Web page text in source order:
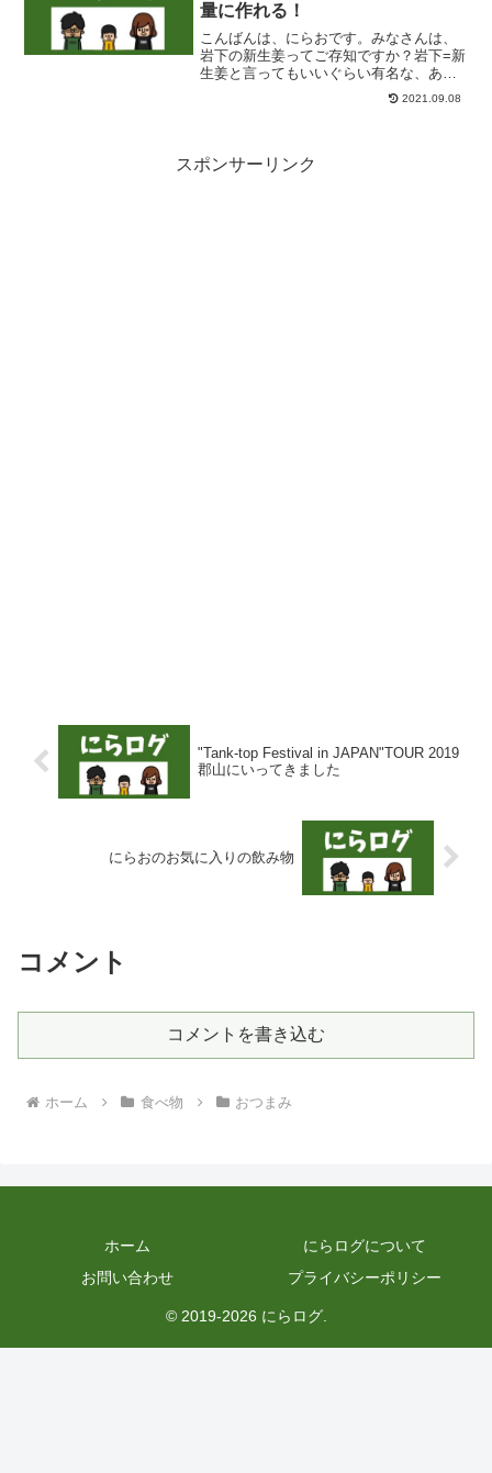
量に作れる！
こんばんは、にらおです。みなさんは、
岩下の新生姜ってご存知ですか？岩下=新
生姜と言ってもいいぐらい有名な、あの
生姜のお漬物です。出典：岩下食品公式
サイトおつまみにも、おかずにもなる万
2021.09.08
スポンサーリンク
"Tank-top Festival in JAPAN"TOUR 2019
郡山にいってきました
にらおのお気に入りの飲み物
コメント
コメントを書き込む
ホーム 食べ物 おつまみ
ホーム
にらログについて
お問い合わせ
プライバシーポリシー
© 2019-2026 にらログ.